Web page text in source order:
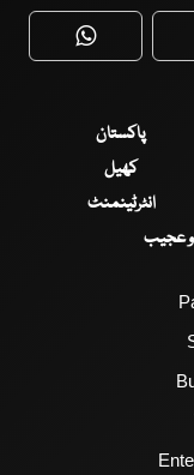
WhatsApp
پاکستان
کھیل
انٹرٹینمنٹ
عجیب